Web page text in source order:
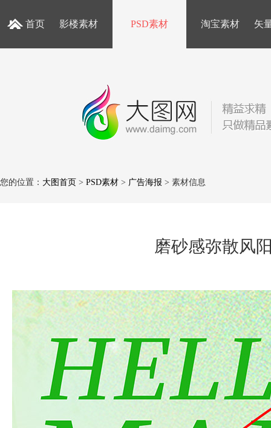
首页 影楼素材 PSD素材 淘宝素材 矢
您的位置： 大图首页 > PSD素材 > 广告海报 > 素材信息
磨砂感弥散风